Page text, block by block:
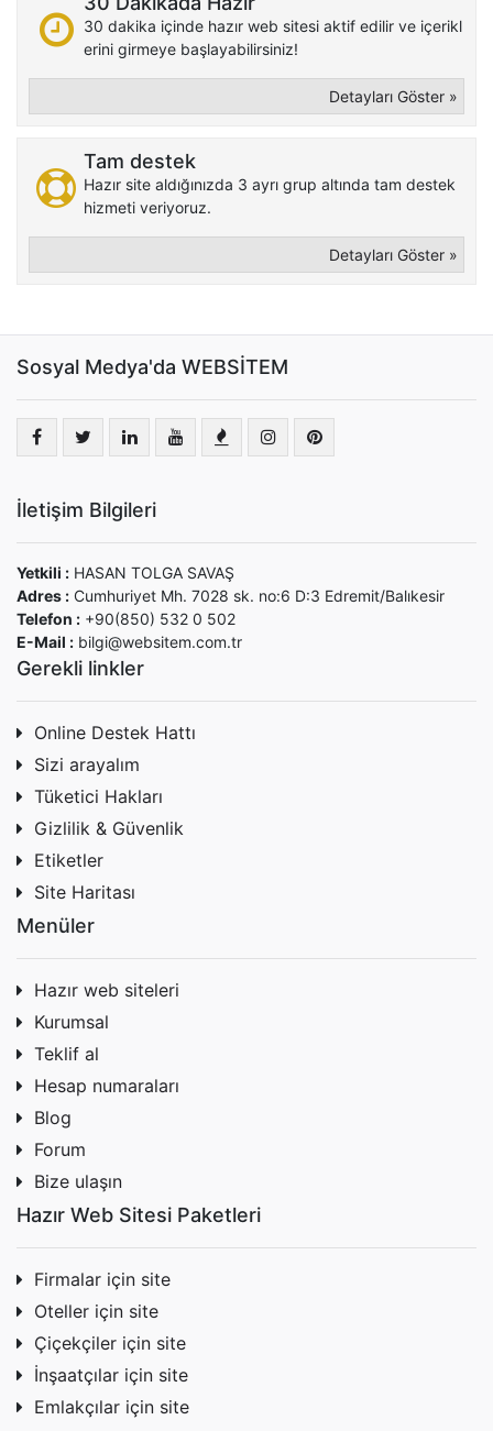
30 dakika içinde hazır web sitesi aktif edilir ve içerikl
erini girmeye başlayabilirsiniz!
Detayları Göster »
Tam destek
Hazır site aldığınızda 3 ayrı grup altında tam destek
hizmeti veriyoruz.
Detayları Göster »
Sosyal Medya'da WEBSİTEM
İletişim Bilgileri
Yetkili : HASAN TOLGA SAVAŞ
Adres : Cumhuriyet Mh. 7028 sk. no:6 D:3 Edremit/Balıkesir
Telefon : +90(850) 532 0 502
E-Mail : bilgi@websitem.com.tr
Gerekli linkler
Online Destek Hattı
Sizi arayalım
Tüketici Hakları
Gizlilik & Güvenlik
Etiketler
Site Haritası
Menüler
Hazır web siteleri
Kurumsal
Teklif al
Hesap numaraları
Blog
Forum
Bize ulaşın
Hazır Web Sitesi Paketleri
Firmalar için site
Oteller için site
Çiçekçiler için site
İnşaatçılar için site
Emlakçılar için site